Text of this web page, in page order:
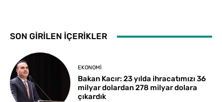
SON GİRİLEN İÇERİKLER
EKONOMI
Bakan Kacır: 23 yılda ihracatımızı 36
milyar dolardan 278 milyar dolara
çıkardık